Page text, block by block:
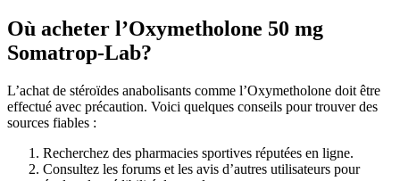
Où acheter l’Oxymetholone 50 mg
Somatrop-Lab?
L’achat de stéroïdes anabolisants comme l’Oxymetholone doit être
effectué avec précaution. Voici quelques conseils pour trouver des
sources fiables :
Recherchez des pharmacies sportives réputées en ligne.
Consultez les forums et les avis d’autres utilisateurs pour